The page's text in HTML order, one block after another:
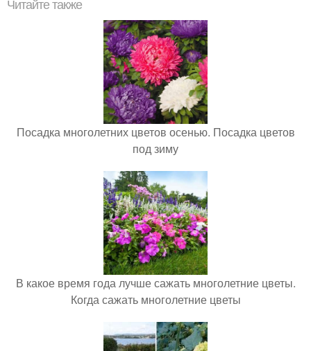
Читайте также
Посадка многолетних цветов осенью. Посадка цветов
под зиму
В какое время года лучше сажать многолетние цветы.
Когда сажать многолетние цветы